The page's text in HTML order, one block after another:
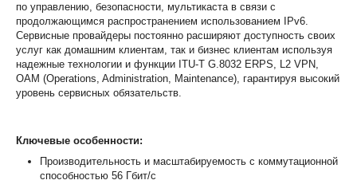
по управлению, безопасности, мультикаста в связи с
продолжающимся распространением использованием IPv6.
Сервисные провайдеры постоянно расширяют доступность своих
услуг как домашним клиентам, так и бизнес клиентам используя
надежные технологии и функции ITU-T G.8032 ERPS, L2 VPN,
OAM (Operations, Administration, Maintenance), гарантируя высокий
уровень сервисных обязательств.
Ключевые особенности:
Производительность и масштабируемость с коммутационной
способностью 56 Гбит/с